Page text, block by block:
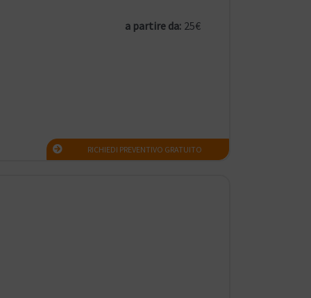
a partire da: 25€
RICHIEDI PREVENTIVO GRATUITO